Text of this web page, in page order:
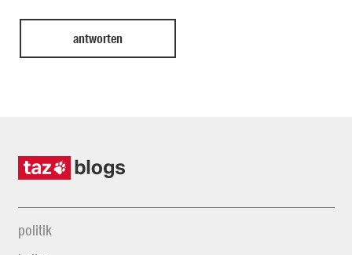
politik